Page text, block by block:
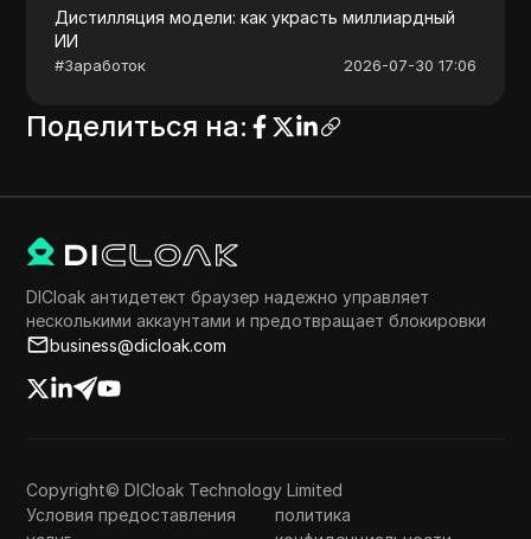
Дистилляция модели: как украсть миллиардный
ИИ
#Заработок 2026-07-30 17:06
Поделиться на:
DICloak антидетект браузер надежно управляет
несколькими аккаунтами и предотвращает блокировки
business@dicloak.com
Copyright© DICloak Technology Limited
Условия предоставления
политика